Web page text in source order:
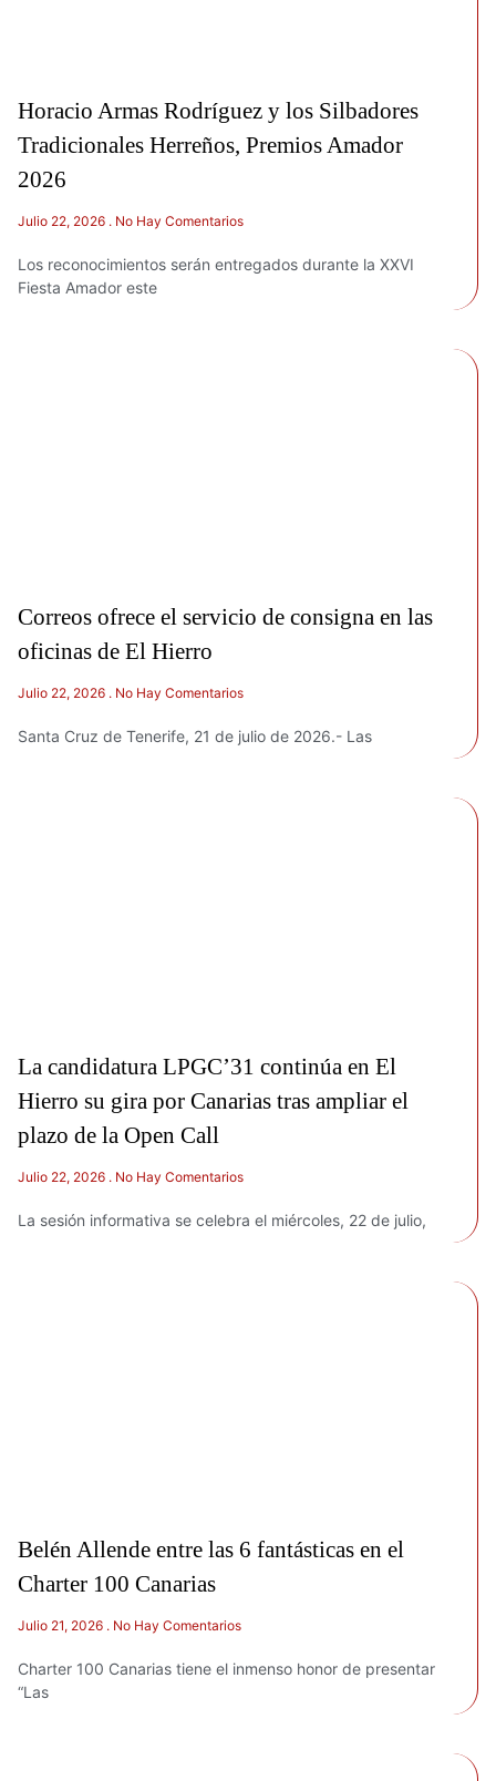
Horacio Armas Rodríguez y los Silbadores
Tradicionales Herreños, Premios Amador
2026
Julio 22, 2026 No Hay Comentarios
Los reconocimientos serán entregados durante la XXVI
Fiesta Amador este
Correos ofrece el servicio de consigna en las
oficinas de El Hierro
Julio 22, 2026 No Hay Comentarios
Santa Cruz de Tenerife, 21 de julio de 2026.- Las
La candidatura LPGC’31 continúa en El
Hierro su gira por Canarias tras ampliar el
plazo de la Open Call
Julio 22, 2026 No Hay Comentarios
La sesión informativa se celebra el miércoles, 22 de julio,
Belén Allende entre las 6 fantásticas en el
Charter 100 Canarias
Julio 21, 2026 No Hay Comentarios
Charter 100 Canarias tiene el inmenso honor de presentar
“Las